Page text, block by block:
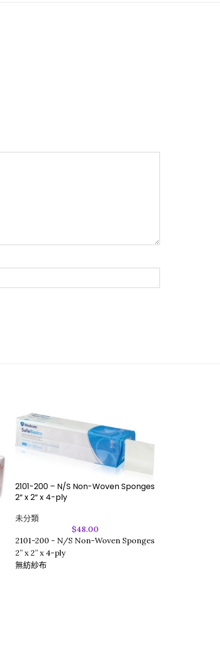
2101-200 – N/S Non-Woven Sponges
2” x 2” x 4-ply
未分類
$48.00
2101-200 - N/S Non-Woven Sponges
2” x 2” x 4-ply
無紡紗布